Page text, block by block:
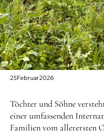
25Februar2026
Töchter und Söhne
einer umfassenden
Familien vom allerersten